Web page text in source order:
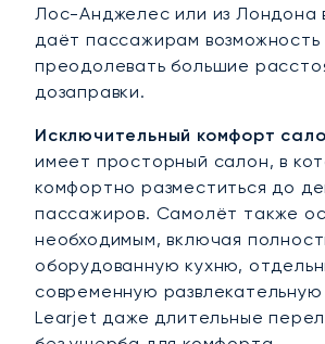
Лос-Анджелес или из Лондона
даёт пассажирам возможность
преодолевать большие
дозаправки.
Исключительный комфорт
имеет просторный салон, в
комфортно разместиться до
пассажиров. Самолёт также
необходимым, включая
оборудованную кухню,
современную
Learjet даже длительные